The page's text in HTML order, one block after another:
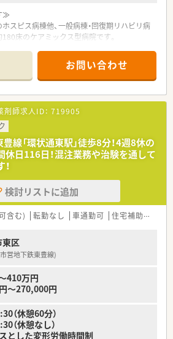
≫
スピス病棟他、一般病棟・回復期リハビリ病
床のケアミックス型病院です。
して
んでいる病院になります。
北部九州では最大のベッド数を有していま
お問い合わせ
剤師求人ID： 719905
豊線「環状通東駅」徒歩8分！4週8休の
日116日！混注業務や治験を通して
検討リストに追加
含む) 転勤なし 車通勤可 住宅補助(手当)あり
東区
営地下鉄東豊線)
410万円
～270,000円
（休憩60分）
（休憩なし）
とした変形労働時間制